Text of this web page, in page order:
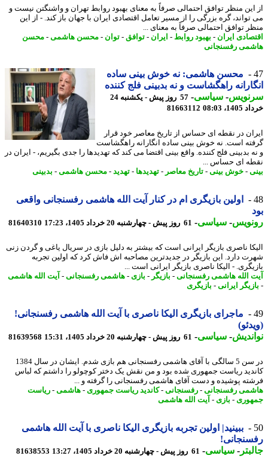
منظر توافق احتمالی صرفاً به معنای بهبود روابط تهران و واشنگتن نیست و
گره بزرگی را از مسیر تعامل اقتصادی ایران با جهان باز کند. - از این
توافق احتمالی صرفاً به معنای ...
ایران - بهبود روابط-ایران - توافق-توان- محسن هاشمی-محسن
رفسنجانی
محسن هاشمی: نه خوش بینی ساده
راهگشاست و نه بدبینی فلج کننده
-سیاسی-
57 روز پیش - یکشنبه 24
08:03
81663112
در نقطه ای حساس از تاریخ معاصر خود قرار
است. نه خوش بینی ساده انگارانه راهگشاست
بدبینی فلج کننده. واقع بینی اقتضا می کند که تهدیدها را جدی بگیریم، - ایران در
ای حساس ...
-خوش بینی -تاریخ معاصر-تهدیدها-تهدید-محسن هاشمی-بدبینی
اولین بازیگری ام در کنار آیت الله هاشمی رفسنجانی واقعی
-سیاسی-61 روز پیش - چهارشنبه 20 خرداد 1405، 17:23 81640310
ناصری بازیگر ایرانی است که بیشتر به دلیل بازی در سریال یاغی و گردن زنی
دارد. این بازیگر در جدیدترین مصاحبه اش فاش کرد که اولین تجربه
- الیکا ناصری بازیگر ایرانی است ...
الله هاشمی رفسنجانی-بازیگر-بازی - هاشمی رفسنجانی-آیت الله هاشمی
ایرانی- بازیگری
ماجرای بازیگری الیکا ناصری با آیت الله هاشمی رفسنجانی!
-سیاسی-61 روز پیش - چهارشنبه 20 خرداد 1405، 15:31 81639568
در سن 5 سالگی با آقای هاشمی رفسنجانی هم بازی شدم. ایشان در سال 1384
ریاست جمهوری شده بود و من نقش یک دختر کوچولو را داشتم که لباس
پوشیده و دست آقای هاشمی رفسنجانی را گرفته و ...
رفسنجانی-رفسنجانی-کاندید ریاست جمهوری- هاشمی-ریاست
- بازی - آیت الله هاشمی
ببینید| اولین تجربه بازیگری الیکا ناصری با آیت الله هاشمی
-سیاسی-61 روز پیش - چهارشنبه 20 خرداد 1405، 13:27 81638553